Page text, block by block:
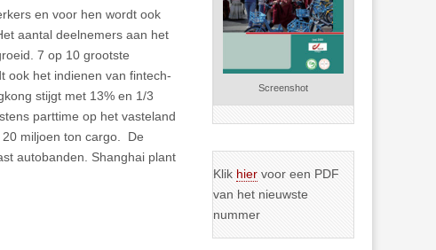
en voor hen wordt ook
aantal deelnemers aan het
7 op 10 grootste
ook het indienen van fintech-
stijgt met 13% en 1/3
parttime op het vasteland
miljoen ton cargo. De
autobanden. Shanghai plant
Screenshot
Klik hier voor een PDF
van het nieuwste
nummer